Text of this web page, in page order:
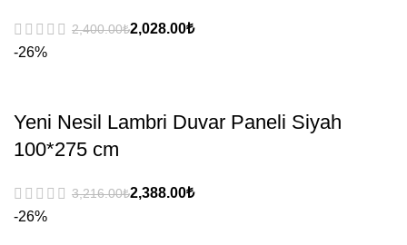
₺
₺
-26%
Yeni Nesil Lambri Duvar Paneli Siyah
100*275 cm
₺
₺
-26%